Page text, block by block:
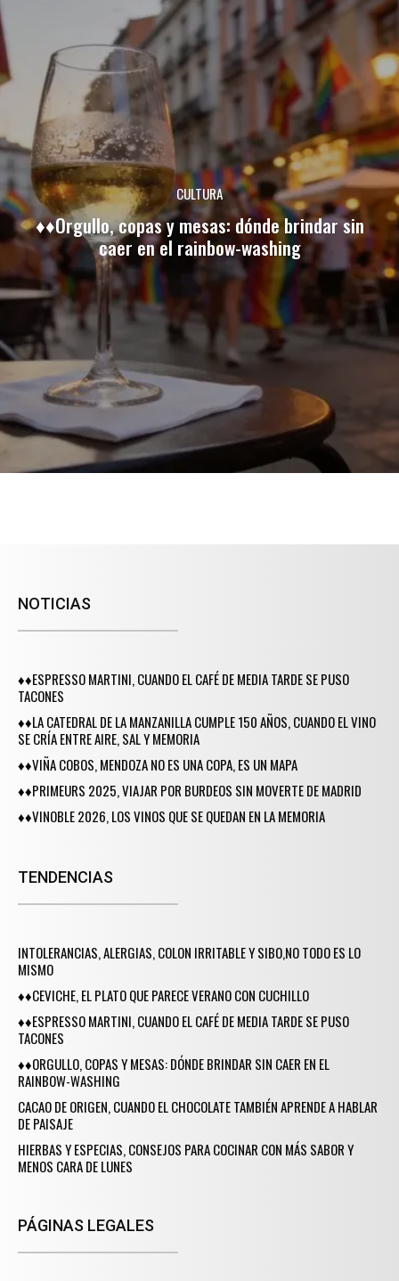
CULTURA
♦♦Orgullo, copas y mesas: dónde brindar sin
caer en el rainbow-washing
NOTICIAS
♦♦ESPRESSO MARTINI, CUANDO EL CAFÉ DE MEDIA TARDE SE PUSO
TACONES
♦♦LA CATEDRAL DE LA MANZANILLA CUMPLE 150 AÑOS, CUANDO EL VINO
SE CRÍA ENTRE AIRE, SAL Y MEMORIA
♦♦VIÑA COBOS, MENDOZA NO ES UNA COPA, ES UN MAPA
♦♦PRIMEURS 2025, VIAJAR POR BURDEOS SIN MOVERTE DE MADRID
♦♦VINOBLE 2026, LOS VINOS QUE SE QUEDAN EN LA MEMORIA
TENDENCIAS
INTOLERANCIAS, ALERGIAS, COLON IRRITABLE Y SIBO,NO TODO ES LO
MISMO
♦♦CEVICHE, EL PLATO QUE PARECE VERANO CON CUCHILLO
♦♦ESPRESSO MARTINI, CUANDO EL CAFÉ DE MEDIA TARDE SE PUSO
TACONES
♦♦ORGULLO, COPAS Y MESAS: DÓNDE BRINDAR SIN CAER EN EL
RAINBOW-WASHING
CACAO DE ORIGEN, CUANDO EL CHOCOLATE TAMBIÉN APRENDE A HABLAR
DE PAISAJE
HIERBAS Y ESPECIAS, CONSEJOS PARA COCINAR CON MÁS SABOR Y
MENOS CARA DE LUNES
PÁGINAS LEGALES